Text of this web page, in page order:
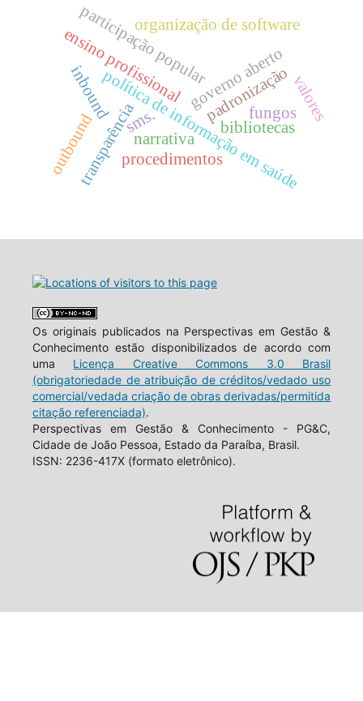
política de informação em saúde
padronização
narrativa
transparência
governo aberto
participação popular
procedimentos
sms.
ensino profissionalorganização de software
bibliotecas
fungosvalores
inbound
outbound
Os originais publicados na Perspectivas em Gestão &
Conhecimento estão disponibilizados de acordo com
uma Licença Creative Commons 3.0 Brasil
(obrigatoriedade de atribuição de créditos/vedado uso
comercial/vedada criação de obras derivadas/permitida
citação referenciada).
Perspectivas em Gestão & Conhecimento - PG&C,
Cidade de João Pessoa, Estado da Paraíba, Brasil.
ISSN: 2236-417X (formato eletrônico).